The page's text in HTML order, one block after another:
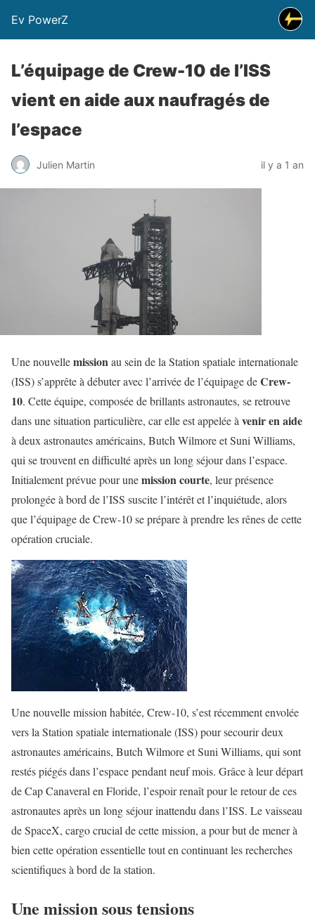
Ev PowerZ
L’équipage de Crew-10 de l’ISS
vient en aide aux naufragés de
l’espace
Julien Martin il y a 1 an
Une nouvellemissionau sein de la Station spatiale internationale
(ISS) s’apprête à débuter avec l’arrivée de l’équipage deCrew-
10. Cette équipe, composée de brillants astronautes, se retrouve
dans une situation particulière, car elle est appelée à venir en aide
à deux astronautes américains, Butch Wilmore et Suni Williams,
qui se trouvent en difficulté après un long séjour dans l’espace.
Initialement prévue pour unemission courte, leur présence
prolongée à bord de l’ISS suscite l’intérêt et l’inquiétude, alors
que l’équipage de Crew-10 se prépare à prendre les rênes de cette
opération cruciale.
Une nouvelle mission habitée, Crew-10, s’est récemment envolée
vers la Station spatiale internationale (ISS) pour secourir deux
astronautes américains, Butch Wilmore et Suni Williams, qui sont
restés piégés dans l’espace pendant neuf mois. Grâce à leur départ
de Cap Canaveral en Floride, l’espoir renaît pour le retour de ces
astronautes après un long séjour inattendu dans l’ISS. Le vaisseau
de SpaceX, cargo crucial de cette mission, a pour but de mener à
bien cette opération essentielle tout en continuant les recherches
scientifiques à bord de la station.
Une mission sous tensions